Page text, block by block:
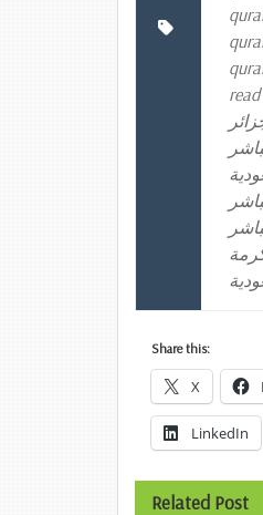
Share this:
X
LinkedIn
Related Post